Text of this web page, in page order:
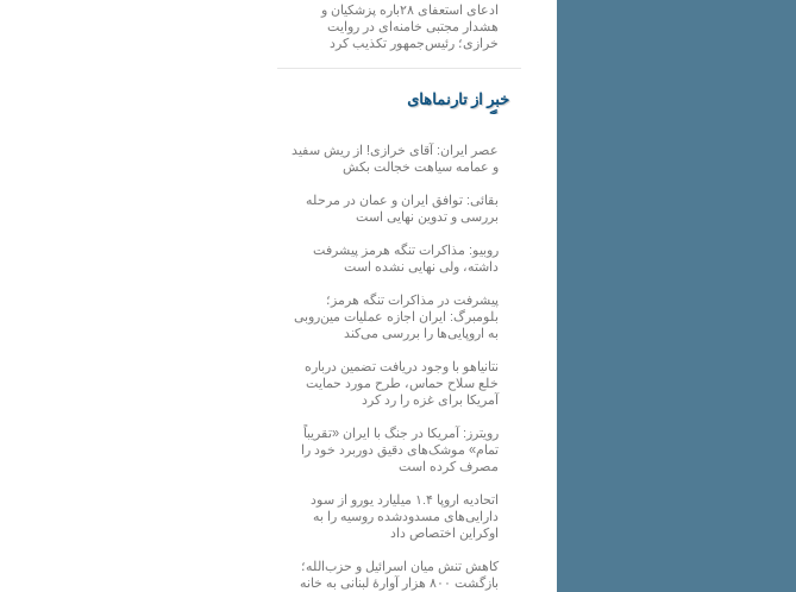
ادعای استعفای ۲۸باره پزشکیان و
هشدار مجتبی خامنه‌ای در روایت
خرازی؛ رئیس‌جمهور تکذیب کرد
خبر از تارنماهای
دیگر
عصر ایران: آقای خرازی! از ریش سفید
و عمامه سیاهت خجالت بکش
بقائی: توافق ایران و عمان در مرحله
بررسی و تدوین نهایی است
روبیو: مذاکرات تنگه هرمز پیشرفت
داشته، ولی نهایی نشده است
پیشرفت در مذاکرات تنگه هرمز؛
بلومبرگ: ایران اجازه عملیات مین‌روبی
به اروپایی‌ها را بررسی می‌کند
نتانیاهو با وجود دریافت تضمین درباره
خلع سلاح حماس، طرح مورد حمایت
آمریکا برای غزه را رد کرد
رویترز: آمریکا در جنگ با ایران «تقریباً
تمام» موشک‌های دقیق دوربرد خود را
مصرف کرده است
اتحادیه اروپا ۱.۴ میلیارد یورو از سود
دارایی‌های مسدودشده روسیه را به
اوکراین ‏اختصاص داد
کاهش تنش میان اسرائیل و حزب‌الله؛
بازگشت ۸۰۰ هزار آوارۀ لبنانی به خانه‌